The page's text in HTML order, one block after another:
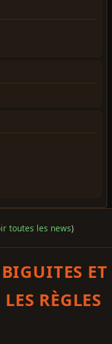
toutes les news)
ET
RÈGLES